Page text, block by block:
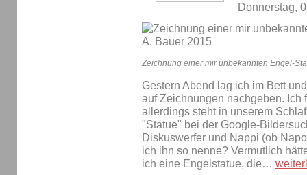
Donnerstag,
Zeichnung einer mir unbekannten Engel-
Gestern Abend lag ich im Bett
auf Zeichnungen nachgeben. Ich
allerdings steht in unserem
"Statue" bei der Google-
Diskuswerfer und Nappi (ob
ich ihn so nenne? Vermutlich
ich eine Engelstatue, die…